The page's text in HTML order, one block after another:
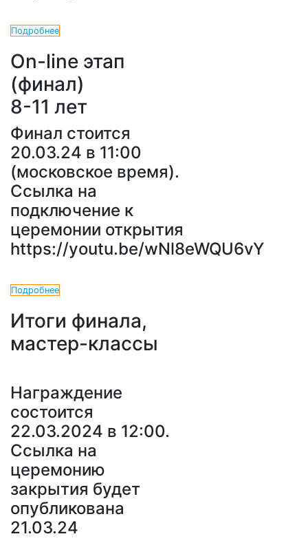
Подробнее
On-line этап
(финал)
8-11 лет
Финал стоится
20.03.24 в 11:00
(московское время).
Ссылка на
подключение к
церемонии открытия
https://youtu.be/wNl8eWQU6vY
Подробнее
Итоги финала,
мастер-классы
Награждение
состоится
22.03.2024 в 12:00.
Ссылка на
церемонию
закрытия будет
опубликована
21.03.24